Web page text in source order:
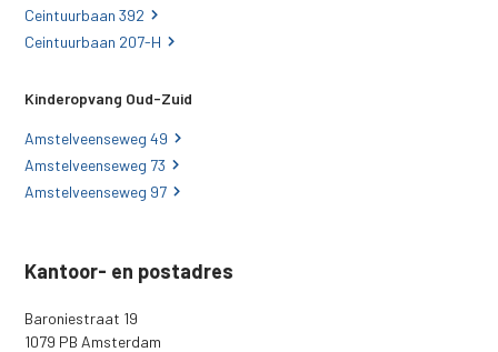
Ceintuurbaan 392
Ceintuurbaan 207-H
Kinderopvang Oud-Zuid
Amstelveenseweg 49
Amstelveenseweg 73
Amstelveenseweg 97
Kantoor- en postadres
Baroniestraat 19
1079 PB Amsterdam